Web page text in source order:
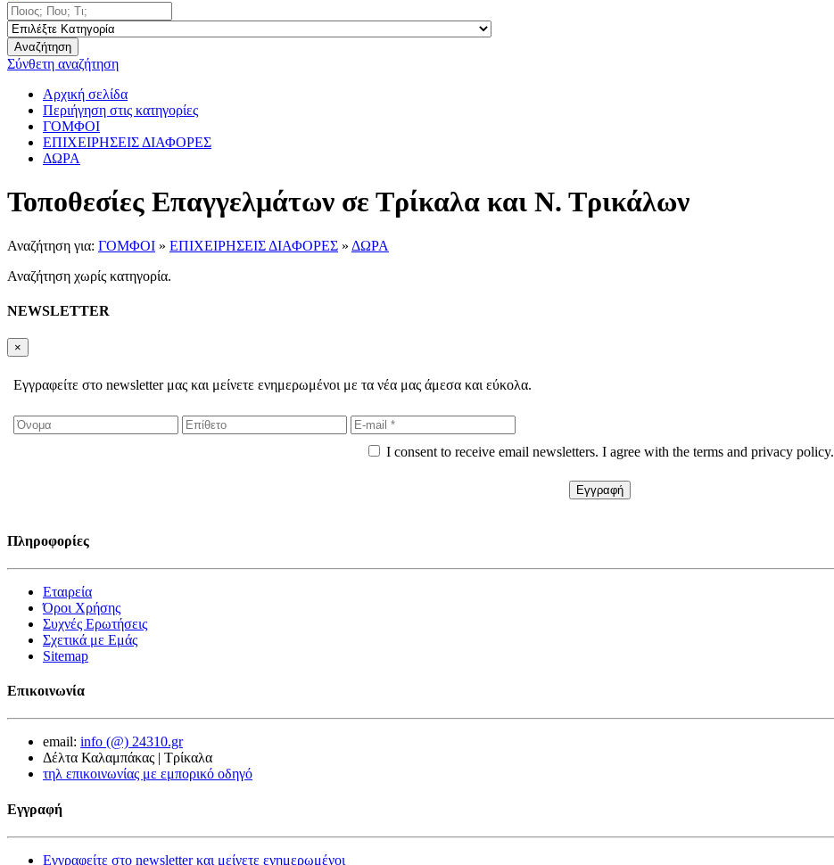
Αναζήτηση
Σύνθετη αναζήτηση
Αρχική σελίδα
Περιήγηση στις κατηγορίες
ΓΟΜΦΟΙ
ΕΠΙΧΕΙΡΗΣΕΙΣ ΔΙΑΦΟΡΕΣ
ΔΩΡΑ
Τοποθεσίες Επαγγελμάτων σε Τρίκαλα και Ν. Τρικάλων
Αναζήτηση για: ΓΟΜΦΟΙ » ΕΠΙΧΕΙΡΗΣΕΙΣ ΔΙΑΦΟΡΕΣ » ΔΩΡΑ
Αναζήτηση χωρίς κατηγορία.
NEWSLETTER
×
Εγγραφείτε στο newsletter μας και μείνετε ενημερωμένοι με τα νέα μας άμεσα και εύκολα.
I consent to receive email newsletters. I agree with the terms and privacy policy.
Πληροφορίες
Εταιρεία
Όροι Χρήσης
Συχνές Ερωτήσεις
Σχετικά με Εμάς
Sitemap
Επικοινωνία
email: info (@) 24310.gr
Δέλτα Καλαμπάκας | Τρίκαλα
τηλ επικοινωνίας με εμπορικό οδηγό
Εγγραφή
Εγγραφείτε στο newsletter και μείνετε ενημερωμένοι